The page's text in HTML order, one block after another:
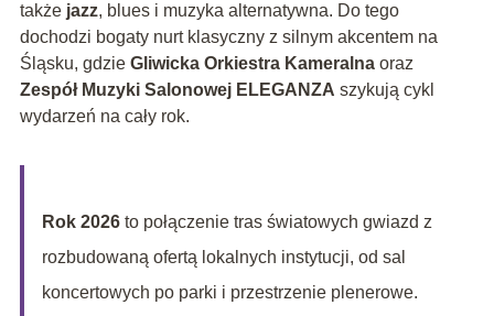
także jazz, blues i muzyka alternatywna. Do tego
dochodzi bogaty nurt klasyczny z silnym akcentem na
Śląsku, gdzie Gliwicka Orkiestra Kameralnaoraz
Zespół Muzyki Salonowej ELEGANZA szykują cykl
wydarzeń na cały rok.
Rok 2026to połączenie tras światowych gwiazd z
rozbudowaną ofertą lokalnych instytucji, od sal
koncertowych po parki i przestrzenie plenerowe.